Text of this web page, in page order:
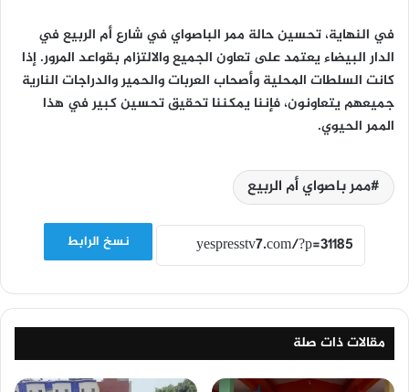
في النهاية، تحسين حالة ممر الباصواي في شارع أم الربيع في
الدار البيضاء يعتمد على تعاون الجميع والالتزام بقواعد المرور. إذا
كانت السلطات المحلية وأصحاب العربات والحمير والدراجات النارية
جميعهم يتعاونون، فإننا يمكننا تحقيق تحسين كبير في هذا
الممر الحيوي.
ممر باصواي أم الربيع
نسخ الرابط
مقالات ذات صلة